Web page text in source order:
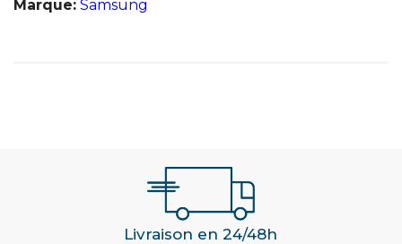
Marque: Samsung
Livraison en 24/48h